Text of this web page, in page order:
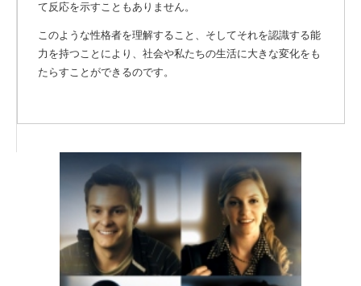
て反応を示すこともありません。
このような性格者を理解すること、そしてそれを認識する能
力を持つことにより、社会や私たちの生活に大きな変化をも
たらすことができるのです。